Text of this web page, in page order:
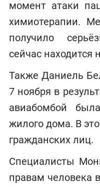
момент атаки
химиотерапии.
получило
сейчас находится
Также Даниель
7 ноября в
авиабомбой
жилого дома. В
гражданских лиц.
Специалисты
правам человека